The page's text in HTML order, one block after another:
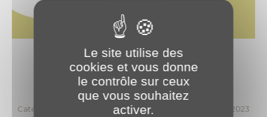
Revenir aux actualités
Catégories : Expertises,Technologie 17 octobre 2023
Le site utilise des
cookies et vous donne
le contrôle sur ceux
que vous souhaitez
activer.